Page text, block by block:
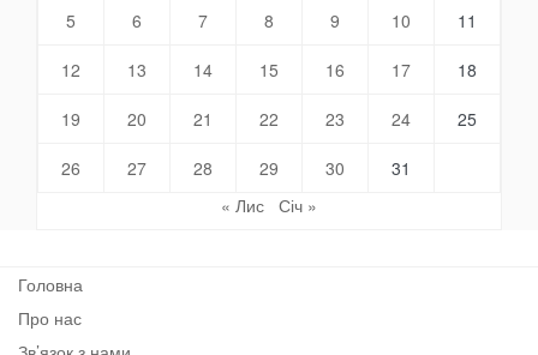
5 6 7 8 9 10 11
12 13 14 15 16 17 18
19 20 21 22 23 24 25
26 27 28 29 30
31
« Лис Січ »
Головна
Про нас